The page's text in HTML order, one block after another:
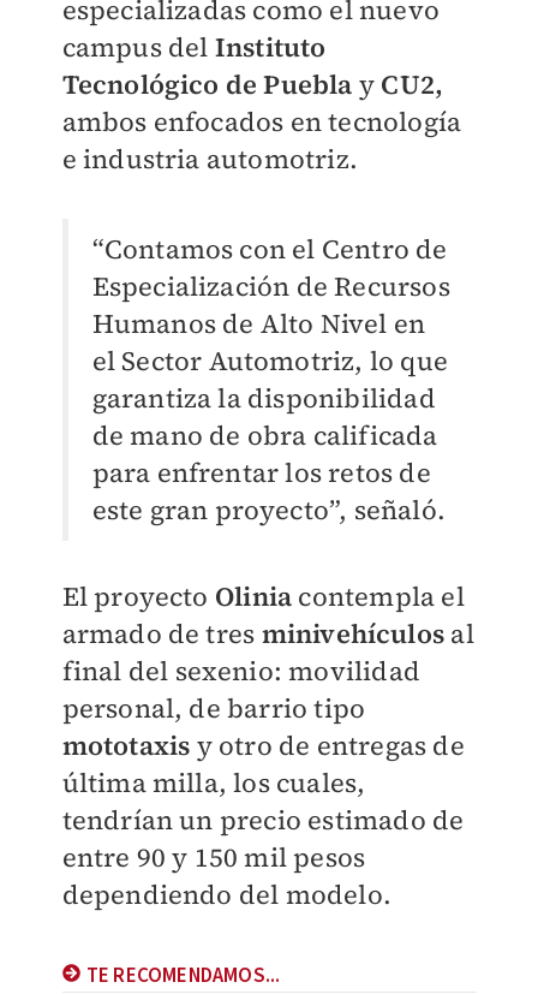
especializadas como el nuevo
campus del Instituto
Tecnológico de Puebla y CU2,
ambos enfocados en tecnología
e industria automotriz.
“Contamos con el Centro de
Especialización de Recursos
Humanos de Alto Nivel en
el Sector Automotriz, lo que
garantiza la disponibilidad
de mano de obra calificada
para enfrentar los retos de
este gran proyecto”, señaló.
El proyecto Olinia contempla el
armado de tres minivehículos al
final del sexenio: movilidad
personal, de barrio tipo
mototaxis y otro de entregas de
última milla, los cuales,
tendrían un precio estimado de
entre 90 y 150 mil pesos
dependiendo del modelo.
TE RECOMENDAMOS...